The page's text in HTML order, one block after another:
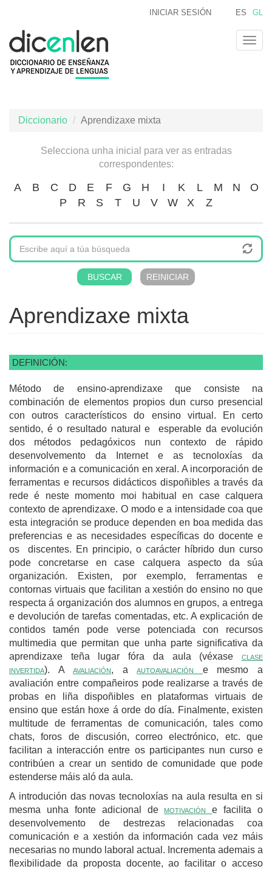
contido
principal
ES GL
INICIAR SESIÓN
Diccionario Aprendizaxe mixta
Selecciona unha inicial para ver as entradas
correspondentes:
A B C D E F G H I K L M N
O
P
R S T U V W X Z
Aprendizaxe mixta
DEFINICIÓN:
Método de ensino-aprendizaxe que consiste na
combinación de elementos propios dun curso presencial
con outros característicos do ensino virtual. En certo
sentido, é o resultado natural e esperable da evolución
dos métodos pedagóxicos nun contexto de rápido
desenvolvemento da Internet e as tecnoloxías da
información e a comunicación en xeral. A incorporación de
ferramentas e recursos didácticos dispoñibles a través da
rede é neste momento moi habitual en case calquera
contexto de aprendizaxe. O modo e a intensidade coa que
esta integración se produce dependen en boa medida das
preferencias e as necesidades específicas do docente e
os discentes. En principio, o carácter híbrido dun curso
pode concretarse en case calquera aspecto da súa
organización. Existen, por exemplo, ferramentas e
contornas virtuais que facilitan a xestión do ensino no que
respecta á organización dos alumnos en grupos, a entrega
e devolución de tarefas comentadas, etc. A explicación de
contidos tamén pode verse potenciada con recursos
multimedia que permitan que unha parte significativa da
aprendizaxe teña lugar fóra da aula (véxase clase
invertida). Aavaliación, aautoavaliación e mesmo a
avaliación entre compañeiros pode realizarse a través de
probas en liña dispoñibles en plataformas virtuais de
ensino que están hoxe á orde do día. Finalmente, existen
multitude de ferramentas de comunicación, tales como
chats, foros de discusión, correo electrónico, etc. que
facilitan a interacción entre os participantes nun curso e
contribúen a crear un sentido de comunidade que pode
estenderse máis aló da aula.
A introdución das novas tecnoloxías na aula resulta en si
mesma unha fonte adicional de motivacióne facilita o
desenvolvemento de destrezas relacionadas coa
comunicación e a xestión da información cada vez máis
necesarias no mundo laboral actual. Incrementa ademais a
flexibilidade da proposta docente, ao facilitar o acceso